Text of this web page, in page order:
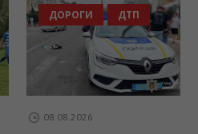
ДОРОГИ ДТП
08.08.2026